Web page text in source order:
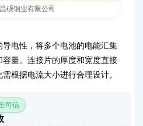
硕铜业有限公司
电性，将多个电池的电能汇集
量。连接片的厚度和宽度直接
根据电流大小进行合理设计。
可信